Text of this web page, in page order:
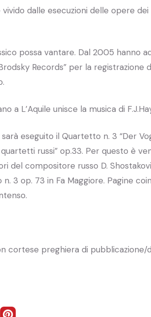
dalle esecuzioni delle opere
possa vantare. Dal 2005 hanno
Records” per la registrazione
a L’Aquile unisce la musica di
eseguito il Quartetto n. 3 “Der
russi” op.33. Per questo è
del compositore russo D.
3 op. 73 in Fa Maggiore. Pagine
cortese preghiera di pubblicazione/